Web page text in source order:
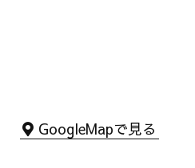
GoogleMapで見る